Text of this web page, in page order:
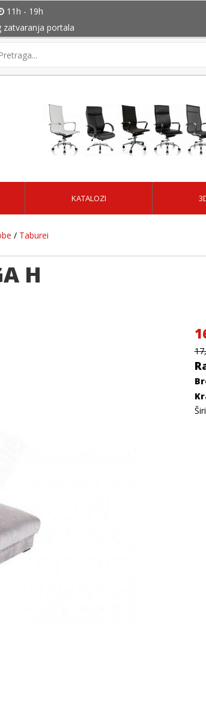
11h - 19h
zatvaranja portala
KATALOZI
/ Taburei
H